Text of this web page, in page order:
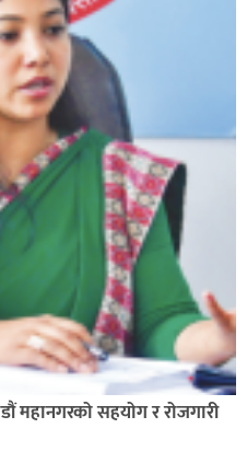
दाङ प्रहरीले पक्राउ,भारत
ट्यांकर दुर्घटनापछि
महानगरको सहयोग र रोजगारी